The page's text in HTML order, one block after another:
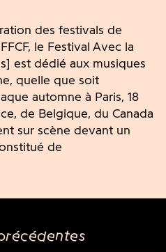
des festivals de
le Festival Avec la
est dédié aux musiques
, quelle que soit
automne à Paris, 18
de Belgique, du Canada
sur scène devant un
de